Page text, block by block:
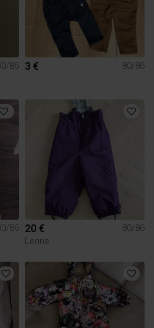
86
3 € 80/86
86
20 €
80/86
Lenne